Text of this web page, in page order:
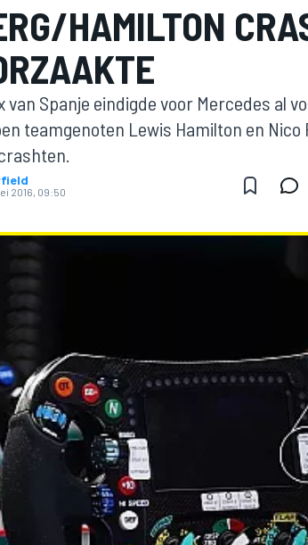
HAMILTON
van Spanje eindigde voor Mercedes al
teamgenoten Lewis Hamilton en
2016, 09:50